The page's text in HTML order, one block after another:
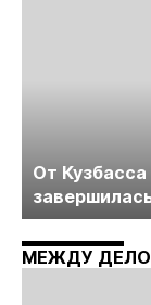
От
технологий
Майнинг»
МЕЖДУ